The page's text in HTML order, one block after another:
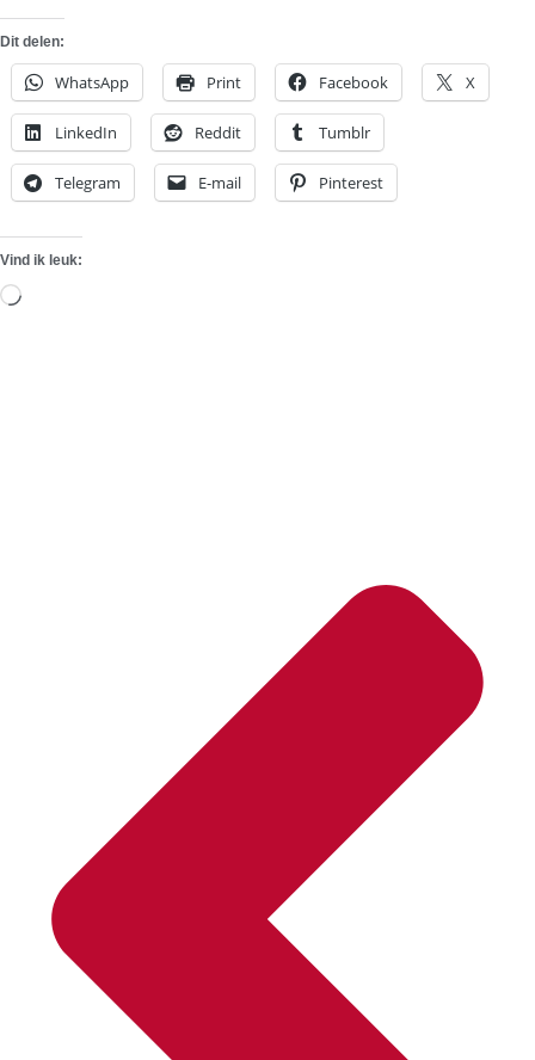
Dit delen:
WhatsApp Print Facebook X
LinkedIn Reddit Tumblr
Telegram E-mail Pinterest
Vind ik leuk:
Aan